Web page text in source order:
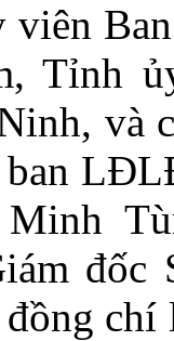
Tỉnh
và
ban
chí